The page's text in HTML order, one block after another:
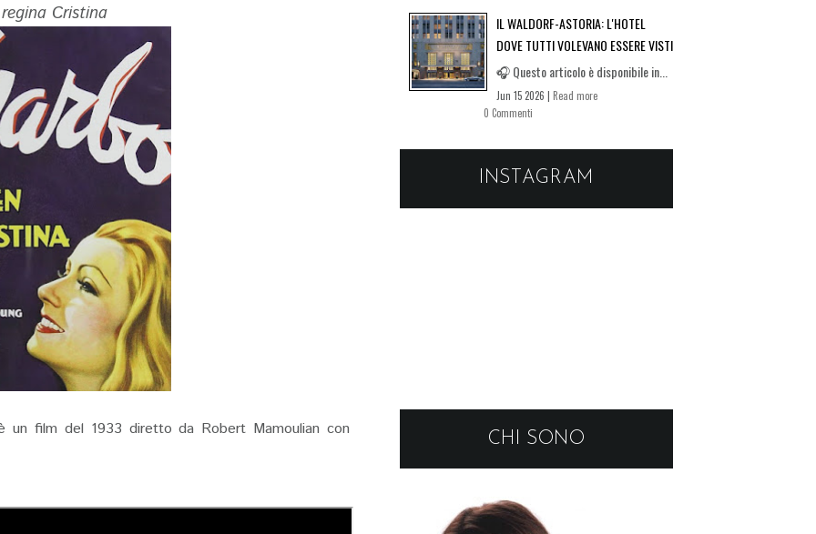
Cristina
un film del 1933 diretto da Robert Mamoulian con
IL WALDORF-ASTORIA: L'HOTEL
DOVE TUTTI VOLEVANO ESSERE VISTI
🎧 Questo articolo è disponibile in...
Jun 15 2026 | Read more
0 Commenti
INSTAGRAM
CHI SONO